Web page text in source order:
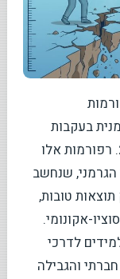
בעקבות
פרסום תוצאות מבחני פיז"ה משנת 2000. רפורמות אלו
הגרמני, שנחשב
טובות,
אקונומי.
לדרכי
והגבילה